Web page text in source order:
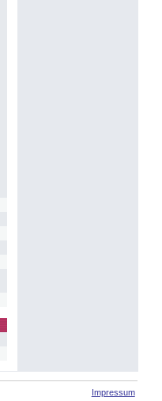
Impressum